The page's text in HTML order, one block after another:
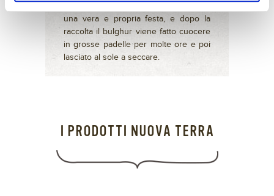
una vera e propria festa, e dopo la
raccolta il bulghur viene fatto cuocere
in grosse padelle per molte ore e poi
lasciato al sole a seccare.
I PRODOTTI NUOVA TERRA